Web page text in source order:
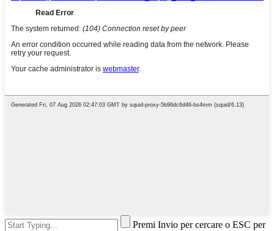
Premi Invio per cercare o ESC per